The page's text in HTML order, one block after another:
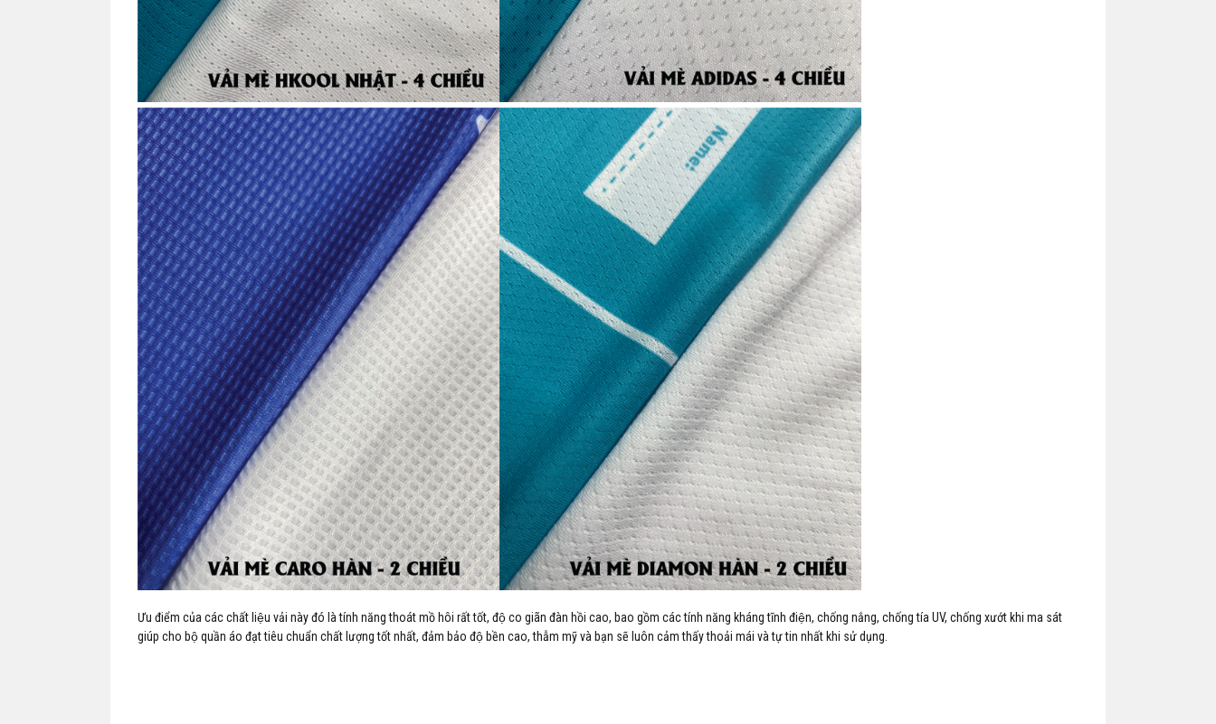
Ưu điểm của các chất liệu vải này đó là tính năng thoát mồ hôi rất tốt, độ co giãn đàn hồi cao, bao gồm các tính năng kháng tĩnh điện, chống nắng, chống tía UV, chống xướt khi ma sát
giúp cho bộ quần áo đạt tiêu chuẩn chất lượng tốt nhất, đảm bảo độ bền cao, thẫm mỹ và bạn sẽ luôn cảm thấy thoải mái và tự tin nhất khi sử dụng.